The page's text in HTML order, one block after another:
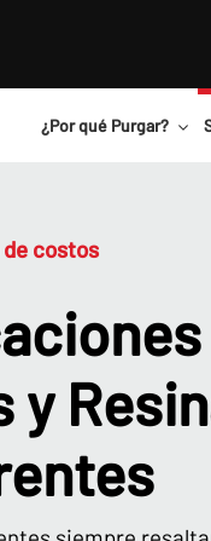
¿Por qué Purgar?
costos
y